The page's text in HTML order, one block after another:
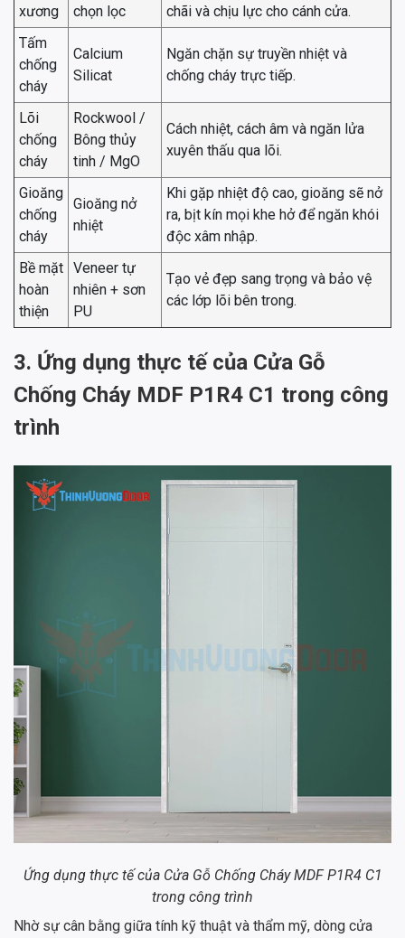
xương
chọn lọc
chãi và chịu lực cho cánh cửa.
Tấm
chống
cháy
Calcium
Silicat
Ngăn chặn sự truyền nhiệt và
chống cháy trực tiếp.
Lõi
chống
cháy
Rockwool /
Bông thủy
tinh / MgO
Cách nhiệt, cách âm và ngăn lửa
xuyên thấu qua lõi.
Gioăng
chống
cháy
Gioăng nở
nhiệt
Khi gặp nhiệt độ cao, gioăng sẽ nở
ra, bịt kín mọi khe hở để ngăn khói
độc xâm nhập.
Bề mặt
hoàn
thiện
Veneer tự
nhiên + sơn
PU
Tạo vẻ đẹp sang trọng và bảo vệ
các lớp lõi bên trong.
3. Ứng dụng thực tế của Cửa Gỗ
Chống Cháy MDF P1R4 C1 trong công
trình
Ứng dụng thực tế của Cửa Gỗ Chống Cháy MDF P1R4 C1
trong công trình
Nhờ sự cân bằng giữa tính kỹ thuật và thẩm mỹ, dòng cửa